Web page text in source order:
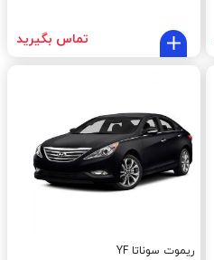
تماس بگیرید
ریموت سوناتا YF